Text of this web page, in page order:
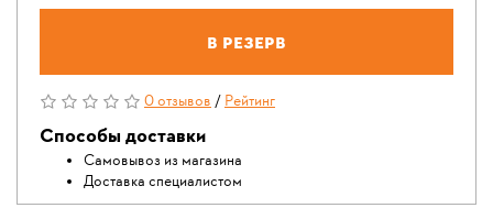
В резерв
0 отзывов/Рейтинг
Способы доставки
Самовывоз из магазина
Доставка специалистом